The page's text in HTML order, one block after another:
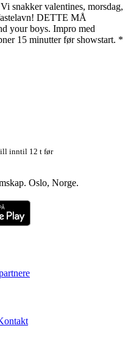
snakker valentines, morsdag,
DETTE MÅ
your boys. Impro med
15 minutter før showstart. *
inntil 12 t før
Oslo, Norge.